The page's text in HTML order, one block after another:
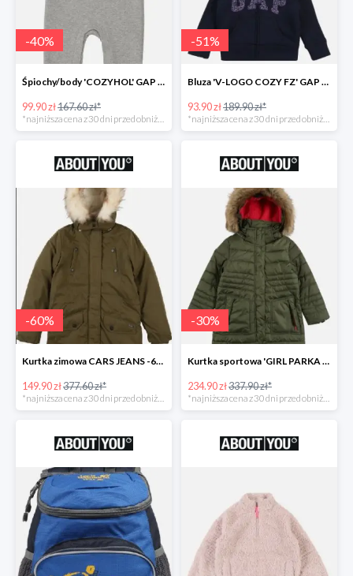
-40%
Śpiochy/body 'COZYHOL' GAP - 40%
99.90 zł167.60 zł*
-51%
Bluza 'V-LOGO COZY FZ' GAP -51%
93.90 zł189.90 zł*
-60%
Kurtka zimowa CARS JEANS -60%
149.90 zł377.60 zł*
*najniższa cena z 30 dni przed obniżką
-30%
Kurtka sportowa 'GIRL PARKA SNAPS HOOD' CMP -30%
234.90 zł337.90 zł*
*najniższa cena z 30 dni przed obniżką